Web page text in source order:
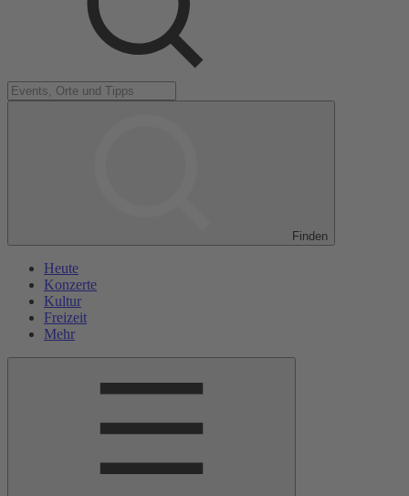
Finden
Heute
Konzerte
Kultur
Freizeit
Mehr